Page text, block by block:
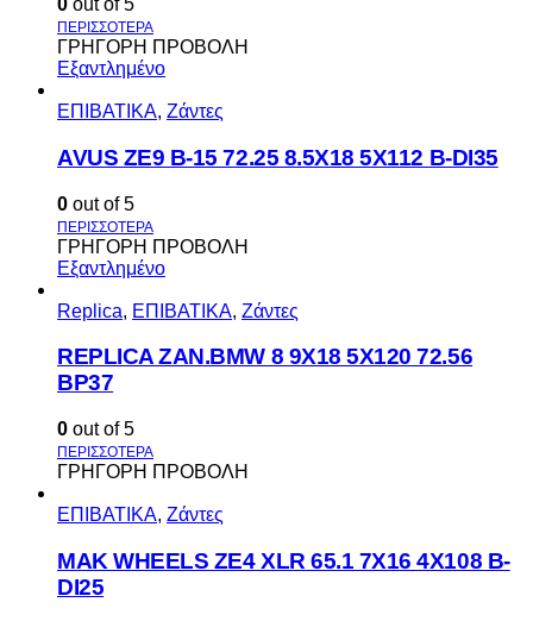
0 out of 5
ΓΡΗΓΟΡΗ ΠΡΟΒΟΛΗ
Εξαντλημένο
ΕΠΙΒΑΤΙΚΑ, Ζάντες
AVUS ΖΕ9 Β-15 72.25 8.5Χ18 5Χ112 Β-DI35
0 out of 5
ΓΡΗΓΟΡΗ ΠΡΟΒΟΛΗ
Εξαντλημένο
Replica, ΕΠΙΒΑΤΙΚΑ, Ζάντες
REPLICA ZAN.BMW 8 9X18 5X120 72.56
BP37
0 out of 5
ΓΡΗΓΟΡΗ ΠΡΟΒΟΛΗ
ΕΠΙΒΑΤΙΚΑ, Ζάντες
MAK WHEELS ΖΕ4 XLR 65.1 7Χ16 4Χ108 Β-
DI25